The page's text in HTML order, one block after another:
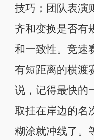
技巧；团队表演
齐和变换是否有
和一致性。竞速
有短距离的横渡
说，记得最快的
取挂在岸边的名
糊涂就冲线了。